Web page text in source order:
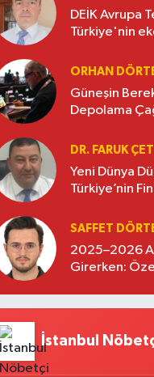
DEİK Avrupa
Türkiye'nin
oluşturuyor
ORHAN
Güneşin
Depolama
DR. FARUK
Yeni Dünya
Türkiye’nin
SAFFET
2025–2026
Girerken:
İstanbul